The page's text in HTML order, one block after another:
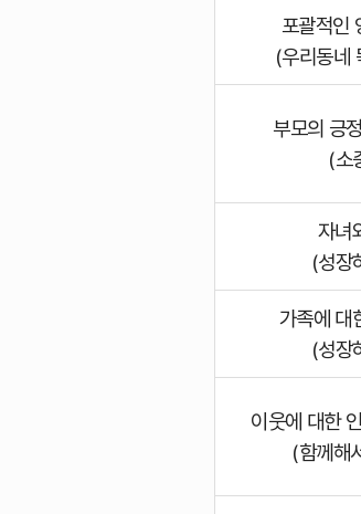
포괄적인
(우리동네
부모의 긍
(소
자녀
(성장
가족에 대
(성장
이웃에 대한
(함께해